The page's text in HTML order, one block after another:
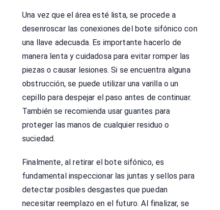
Una vez que el área esté lista, se procede a
desenroscar las conexiones del bote sifónico con
una llave adecuada. Es importante hacerlo de
manera lenta y cuidadosa para evitar romper las
piezas o causar lesiones. Si se encuentra alguna
obstrucción, se puede utilizar una varilla o un
cepillo para despejar el paso antes de continuar.
También se recomienda usar guantes para
proteger las manos de cualquier residuo o
suciedad.
Finalmente, al retirar el bote sifónico, es
fundamental inspeccionar las juntas y sellos para
detectar posibles desgastes que puedan
necesitar reemplazo en el futuro. Al finalizar, se